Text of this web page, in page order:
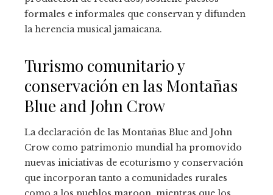
formales e informales que conservan y difunden
la herencia musical jamaicana.
Turismo comunitario y
conservación en las Montañas
Blue and John Crow
La declaración de las Montañas Blue and John
Crow como patrimonio mundial ha promovido
nuevas iniciativas de ecoturismo y conservación
que incorporan tanto a comunidades rurales